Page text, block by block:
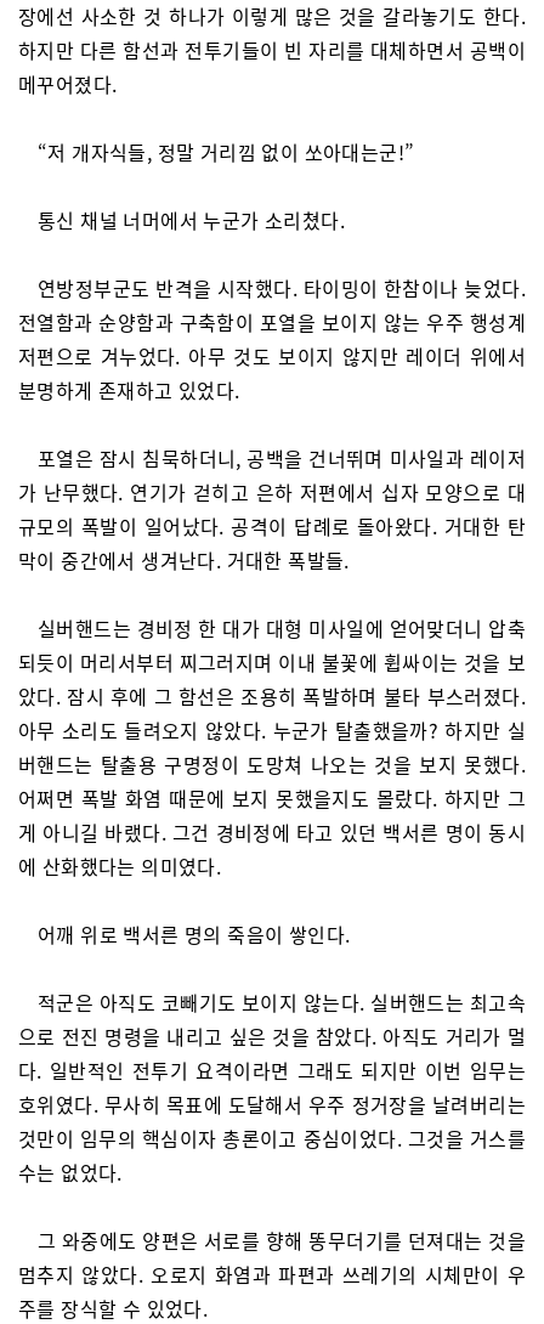
장에선 사소한 것 하나가 이렇게 많은 것을 갈라놓기도 한다.
하지만 다른 함선과 전투기들이 빈 자리를 대체하면서 공백이
메꾸어졌다.
“저 개자식들, 정말 거리낌 없이 쏘아대는군!”
통신 채널 너머에서 누군가 소리쳤다.
연방정부군도 반격을 시작했다. 타이밍이 한참이나 늦었다.
전열함과 순양함과 구축함이 포열을 보이지 않는 우주 행성계
저편으로 겨누었다. 아무 것도 보이지 않지만 레이더 위에서
분명하게 존재하고 있었다.
포열은 잠시 침묵하더니, 공백을 건너뛰며 미사일과 레이저
가 난무했다. 연기가 걷히고 은하 저편에서 십자 모양으로 대
규모의 폭발이 일어났다. 공격이 답례로 돌아왔다. 거대한 탄
막이 중간에서 생겨난다. 거대한 폭발들.
실버핸드는 경비정 한 대가 대형 미사일에 얻어맞더니 압축
되듯이 머리서부터 찌그러지며 이내 불꽃에 휩싸이는 것을 보
았다. 잠시 후에 그 함선은 조용히 폭발하며 불타 부스러졌다.
아무 소리도 들려오지 않았다. 누군가 탈출했을까? 하지만 실
버핸드는 탈출용 구명정이 도망쳐 나오는 것을 보지 못했다.
어쩌면 폭발 화염 때문에 보지 못했을지도 몰랐다. 하지만 그
게 아니길 바랬다. 그건 경비정에 타고 있던 백서른 명이 동시
에 산화했다는 의미였다.
어깨 위로 백서른 명의 죽음이 쌓인다.
적군은 아직도 코빼기도 보이지 않는다. 실버핸드는 최고속
으로 전진 명령을 내리고 싶은 것을 참았다. 아직도 거리가 멀
다. 일반적인 전투기 요격이라면 그래도 되지만 이번 임무는
호위였다. 무사히 목표에 도달해서 우주 정거장을 날려버리는
것만이 임무의 핵심이자 총론이고 중심이었다. 그것을 거스를
수는 없었다.
그 와중에도 양편은 서로를 향해 똥무더기를 던져대는 것을
멈추지 않았다. 오로지 화염과 파편과 쓰레기의 시체만이 우
주를 장식할 수 있었다.